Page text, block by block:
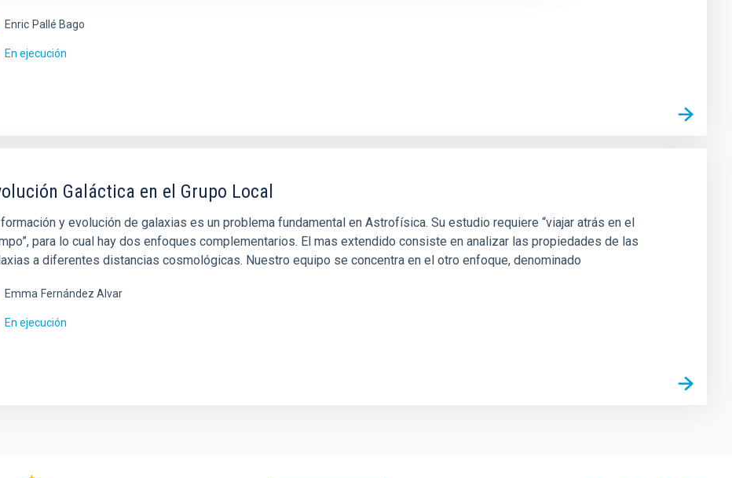
Enric Pallé Bago
En ejecución
Galáctica en el Grupo Local
formación y evolución de galaxias es un problema fundamental en Astrofísica. Su estudio requiere “viajar atrás en el
para lo cual hay dos enfoques complementarios. El mas extendido consiste en analizar las propiedades de las
a diferentes distancias cosmológicas. Nuestro equipo se concentra en el otro enfoque, denominado
Emma Fernández Alvar
En ejecución